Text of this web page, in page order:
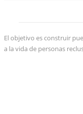
El objetivo es construir
a la vida de personas